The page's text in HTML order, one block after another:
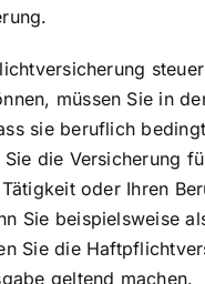
müssen Sie in
sie beruflich
die Versicherung
oder Ihren
Sie beispielsweise
Sie die
geltend machen.